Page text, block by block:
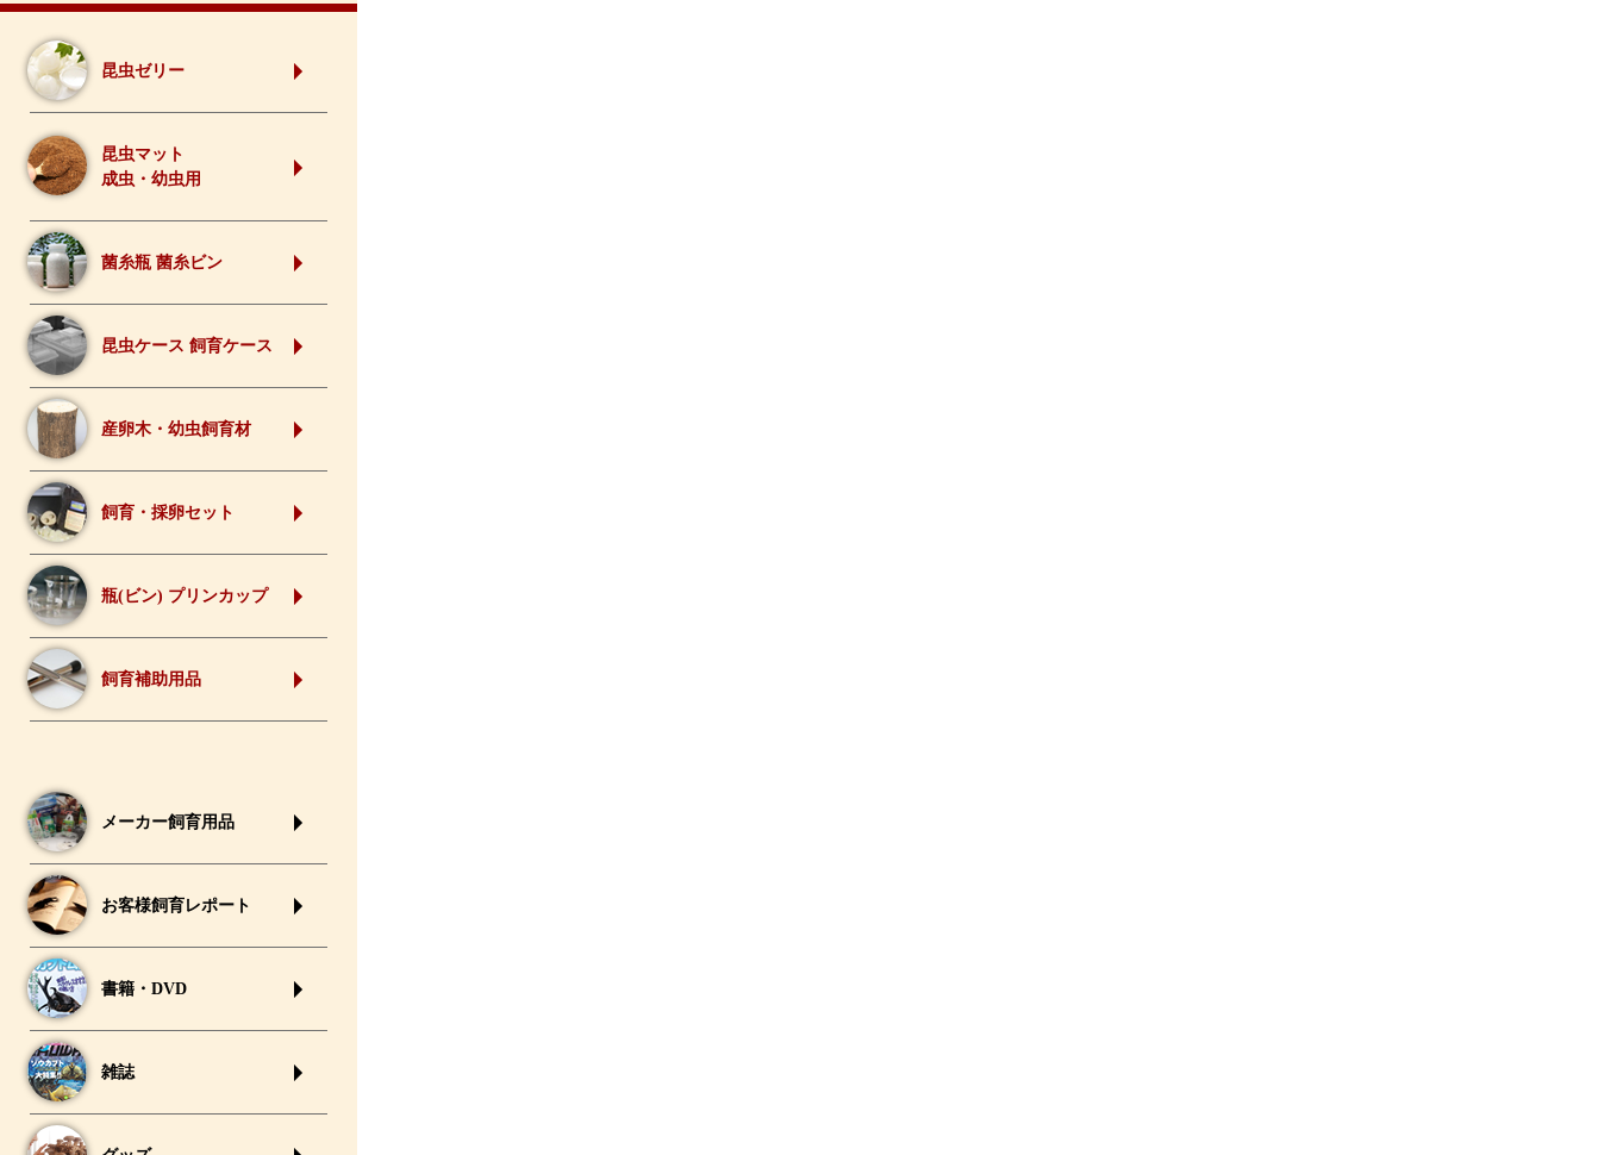
昆虫ゼリー
昆虫マット
成虫・幼虫用
菌糸瓶 菌糸ビン
昆虫ケース 飼育ケース
産卵木・幼虫飼育材
飼育・採卵セット
瓶(ビン) プリンカップ
飼育補助用品
メーカー飼育用品
お客様飼育レポート
書籍・DVD
雑誌